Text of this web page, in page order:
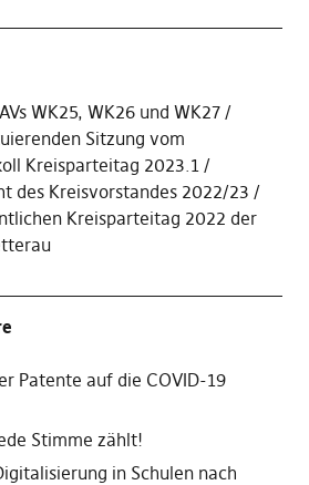
WK25, WK26 und WK27
Sitzung vom
Kreisparteitag 2023.1
des Kreisvorstandes 2022/23
Kreisparteitag 2022 der
Patente auf die COVID-19
Stimme zählt!
in Schulen nach